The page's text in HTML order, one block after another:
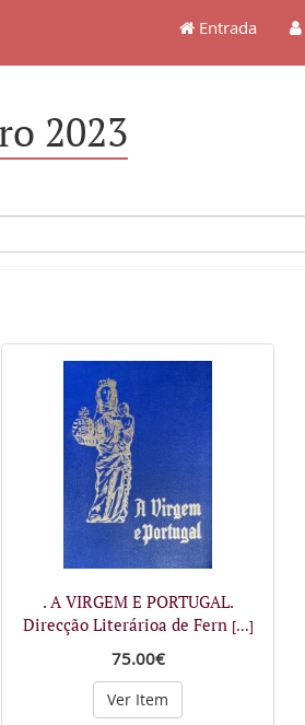
Entrada
2023
. A VIRGEM E PORTUGAL.
Direcção Literárioa de Fern [...]
75.00€
Ver Item